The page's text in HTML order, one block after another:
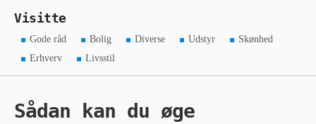
Visitte
Gode råd Bolig Diverse Udstyr
Skønhed
Erhverv
Livsstil
Sådan kan du øge